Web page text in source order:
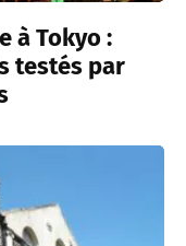
à Tokyo :
testés par